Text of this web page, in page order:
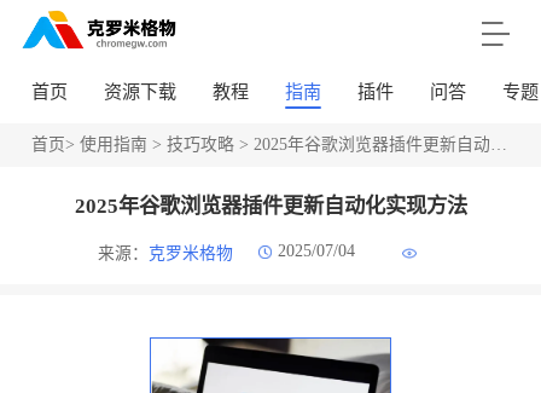
首页 资源下载 教程 指南 插件 问答 专题
首页> 使用指南 > 技巧攻略> 2025年谷歌浏览器插件更新自动化实现方法
2025年谷歌浏览器插件更新自动化实现方法
来源： 克罗米格物 2025/07/04